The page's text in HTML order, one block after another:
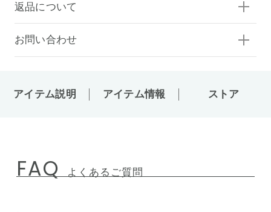
返品について
お問い合わせ
アイテム説明 アイテム情報 ストア
FAQ よくあるご質問